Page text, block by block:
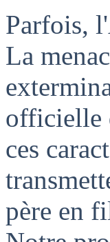
Parfois,
La
officielle
ces
père en